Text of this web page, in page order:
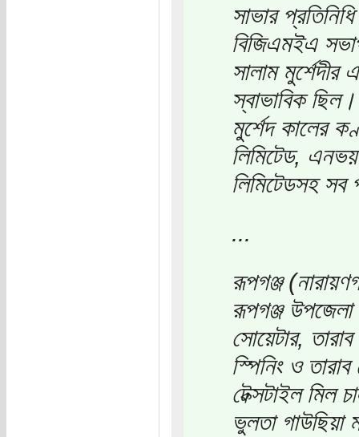
সাভার
বিজিএমইএ
সালাম
স্বাভাবিক
মুর্শেদ কালের
লিমিটেড,
লিমিটেডসহ সব
...
রূপগঞ্জ
রূপগঞ্জ উপজেলা
সোয়েটার,
স্পিনিং ও
টেক্সটাইল মিল
ভুলতা গাউছিয়া